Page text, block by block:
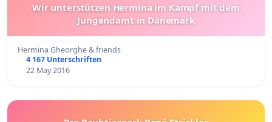
Wir unterstützen Hermina im Kampf mit dem
Jungendamt in Dänemark
Hermina Gheorghe & friends
4 167 Unterschriften
22 May 2016